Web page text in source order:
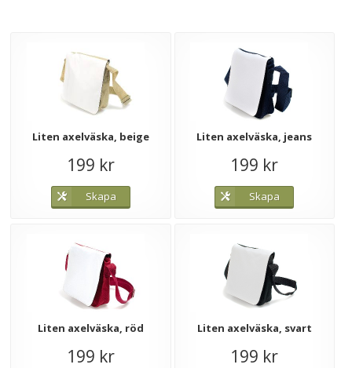
Liten axelväska, beige
199 kr
Skapa
Liten axelväska, jeans
199 kr
Skapa
Liten axelväska, röd
199 kr
Liten axelväska, svart
199 kr